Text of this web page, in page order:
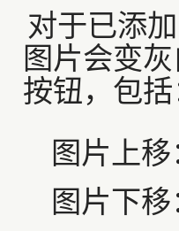
对于已添
图片会变
按钮，包
图片上
图片下